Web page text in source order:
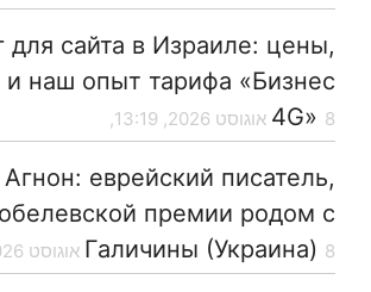
для сайта в Израиле: цены,
и наш опыт тарифа «Бизнес
4G» 8 אוגוסט 2026, 13:19,
еврейский писатель,
премии родом с
Галичины (Украина) 8 אוגוסט 2026, 12:58,